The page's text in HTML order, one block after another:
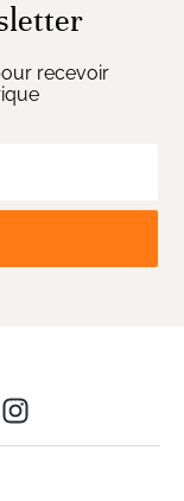
recevoir